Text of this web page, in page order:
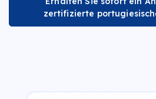
zertifizierte